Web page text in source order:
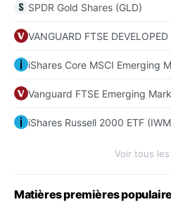
SPDR Gold Shares (GLD)
VANGUARD FTSE
iShares Core MSCI Emerging
Vanguard FTSE Emerging
iShares Russell 2000 ETF
Voir tous
Matières premières